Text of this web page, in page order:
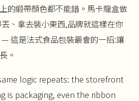
的緞帶顏色都不能錯。馬卡龍盒做
、拿去裝小東西,品牌就這樣在你
這是法式食品包裝最會的一招:讓
。
logic repeats: the storefront
is packaging, even the ribbon